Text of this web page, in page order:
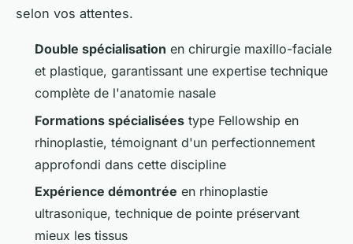
selon vos attentes.
Double spécialisation en chirurgie maxillo-faciale
et plastique, garantissant une expertise technique
complète de l'anatomie nasale
Formations spécialisées type Fellowship en
rhinoplastie, témoignant d'un perfectionnement
approfondi dans cette discipline
Expérience démontrée en rhinoplastie
ultrasonique, technique de pointe préservant
mieux les tissus